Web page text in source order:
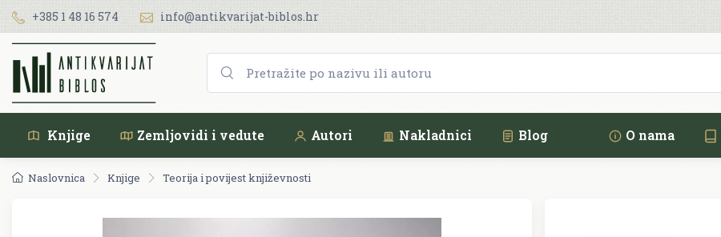
+385 1 48 16 574 info@antikvarijat-biblos.hr
Knjige Zemljovidi i vedute Autori Nakladnici Blog O nama
Naslovnica Knjige Teorija i povijest književnosti